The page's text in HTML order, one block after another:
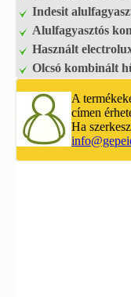
Indesit
Alulfagyasztós
Használt
Olcsó kombinált
A
címen
Ha